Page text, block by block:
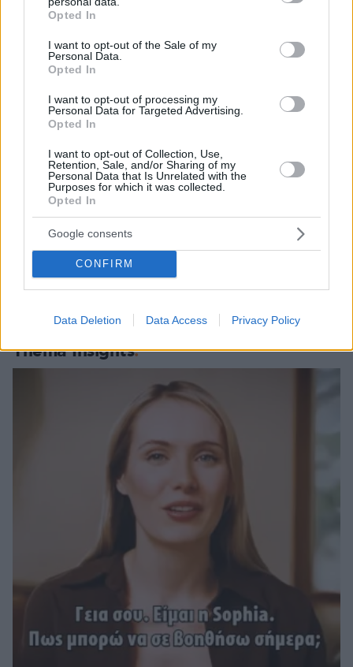
grant or deny consent to Google and its third-party tags to
use your data for below specified purposes in below Google
consent section.
Opted In
I want to opt-out of the Sale of my
Personal Data.
Opted In
I want to opt-out of processing my
Personal Data for Targeted Advertising.
Opted In
I want to opt-out of Collection, Use,
Retention, Sale, and/or Sharing of my
Personal Data that Is Unrelated with the
Purposes for which it was collected.
Opted In
Google consents
CONFIRM
Data Deletion Data Access Privacy Policy
ΕΟΔΥ: Σε ποια σημεία της χώρας θα γίνονται rapid test
25.04.2021, 21:05
Thema Insights